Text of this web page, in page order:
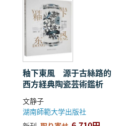
釉下東風 源于古絲路的
西方経典陶瓷芸術鑑析
文静子
湖南師範大学出版社